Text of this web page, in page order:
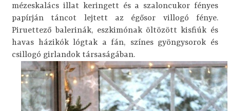
mézeskalács illat keringett és a szaloncukor fényes
papírján táncot lejtett az égősor villogó fénye.
Piruettező balerinák, eszkimónak öltözött kisfiúk és
havas házikók lógtak a fán, színes gyöngysorok és
csillogó girlandok társaságában.